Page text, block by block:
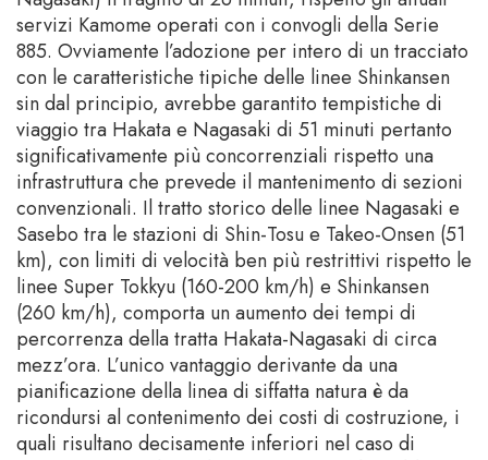
servizi Kamome operati con i convogli della Serie
885. Ovviamente l’adozione per intero di un tracciato
con le caratteristiche tipiche delle linee Shinkansen
sin dal principio, avrebbe garantito tempistiche di
viaggio tra Hakata e Nagasaki di 51 minuti pertanto
significativamente più concorrenziali rispetto una
infrastruttura che prevede il mantenimento di sezioni
convenzionali. Il tratto storico delle linee Nagasaki e
Sasebo tra le stazioni di Shin-Tosu e Takeo-Onsen (51
km), con limiti di velocità ben più restrittivi rispetto le
linee Super Tokkyu (160-200 km/h) e Shinkansen
(260 km/h), comporta un aumento dei tempi di
percorrenza della tratta Hakata-Nagasaki di circa
mezz’ora. L’unico vantaggio derivante da una
pianificazione della linea di siffatta natura è da
ricondursi al contenimento dei costi di costruzione, i
quali risultano decisamente inferiori nel caso di